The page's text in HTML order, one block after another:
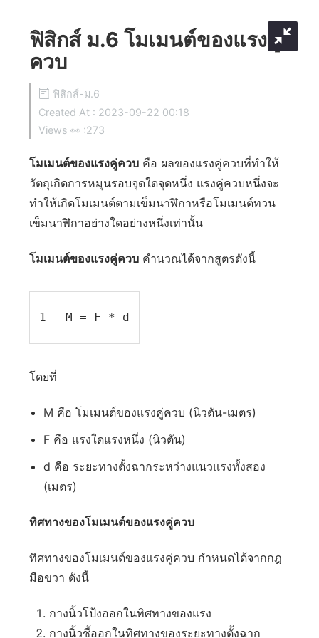
ฟิสิกส์ ม.6 โมเมนต์ของแรงคู่
ควบ
ฟิสิกส์-ม.6
Created At : 2023-09-22 00:18
Views 👀 :273
โมเมนต์ของแรงคู่ควบ คือ ผลของแรงคู่ควบที่ทำให้
วัตถุเกิดการหมุนรอบจุดใดจุดหนึ่ง แรงคู่ควบหนึ่งจะ
ทำให้เกิดโมเมนต์ตามเข็มนาฬิกาหรือโมเมนต์ทวน
เข็มนาฬิกาอย่างใดอย่างหนึ่งเท่านั้น
โมเมนต์ของแรงคู่ควบ คำนวณได้จากสูตรดังนี้
1 M = F * d
โดยที่
M คือ โมเมนต์ของแรงคู่ควบ (นิวตัน-เมตร)
F คือ แรงใดแรงหนึ่ง (นิวตัน)
d คือ ระยะทางตั้งฉากระหว่างแนวแรงทั้งสอง
(เมตร)
ทิศทางของโมเมนต์ของแรงคู่ควบ
ทิศทางของโมเมนต์ของแรงคู่ควบ กำหนดได้จากกฎ
มือขวา ดังนี้
กางนิ้วโป้งออกในทิศทางของแรง
กางนิ้วชี้ออกในทิศทางของระยะทางตั้งฉาก